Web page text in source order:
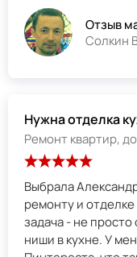
Отзыв
Солкин
Нужна отделка
Ремонт квартир,
Выбрала
ремонту и
задача - не
ниши в кухне. У меня было много разных вариантов с